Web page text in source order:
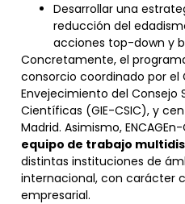
Desarrollar una
reducción del
acciones top-down y
Concretamente, el
consorcio coordinado por el
Envejecimiento del Consejo
Científicas (GIE-CSIC), y
Madrid. Asimismo,
equipo de trabajo
distintas instituciones de
internacional, con carácter
empresarial.